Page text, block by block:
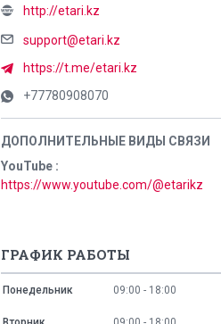
http://etari.kz
support@etari.kz
https://t.me/etari.kz
+77780908070
YouTube
https://www.youtube.com/@etarikz
ГРАФИК РАБОТЫ
Понедельник 09:00 18:00